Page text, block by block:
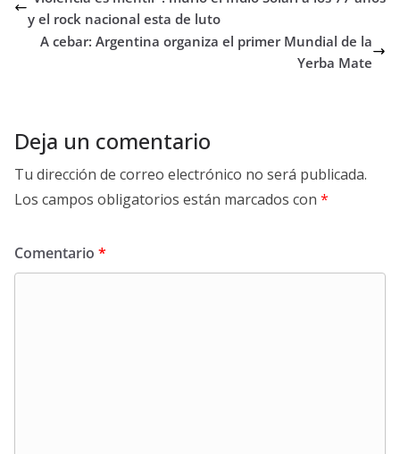
y el rock nacional esta de luto
A cebar: Argentina organiza el primer Mundial de la
Yerba Mate
Deja un comentario
Tu dirección de correo electrónico no será publicada.
Los campos obligatorios están marcados con *
Comentario *